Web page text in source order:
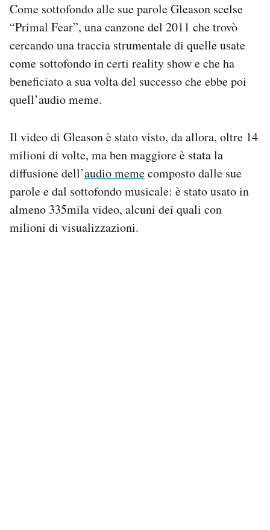
Come sottofondo alle sue parole Gleason scelse
“Primal Fear”, una canzone del 2011 che trovò
cercando una traccia strumentale di quelle usate
come sottofondo in certi reality show e che ha
beneficiato a sua volta del successo che ebbe poi
quell’audio meme.
Il video di Gleason è stato visto, da allora, oltre 14
milioni di volte, ma ben maggiore è stata la
diffusione dell’audio memecomposto dalle sue
parole e dal sottofondo musicale: è stato usato in
almeno 335mila video, alcuni dei quali con
milioni di visualizzazioni.